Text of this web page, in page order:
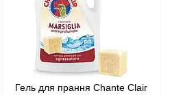
Гель для прання Chante Clair